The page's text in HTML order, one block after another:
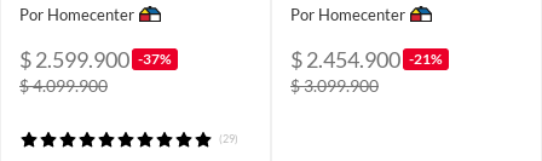
Por Homecenter
$ 2.599.900 -37%
$ 4.099.900
(29)
Por Homecenter
$ 2.454.900 -21%
$ 3.099.900